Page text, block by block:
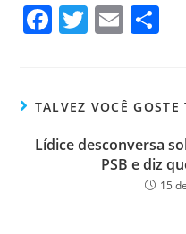
Fa
ok
T
er
E
TALVEZ VOCÊ GOSTE
Lídice desconversa
PSB e diz
15